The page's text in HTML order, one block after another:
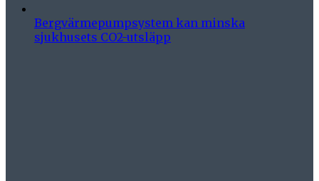
Bergvärmepumpsystem kan minska
sjukhusets CO2-utsläpp